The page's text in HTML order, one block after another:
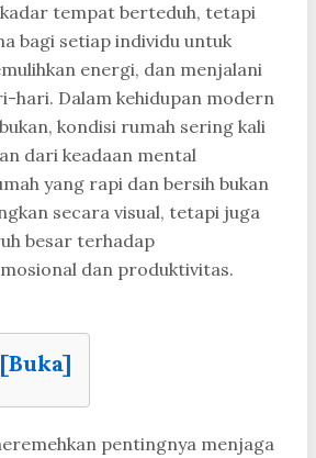
tempat berteduh, tetapi
bagi setiap individu untuk
energi, dan menjalani
hari. Dalam kehidupan modern
kondisi rumah sering kali
dari keadaan mental
yang rapi dan bersih bukan
secara visual, tetapi juga
besar terhadap
dan produktivitas.
[Buka]
pentingnya menjaga